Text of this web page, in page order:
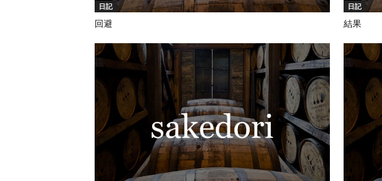
日記
回避
日記
結果